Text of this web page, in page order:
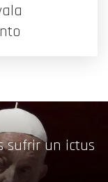
sufrir un ictus